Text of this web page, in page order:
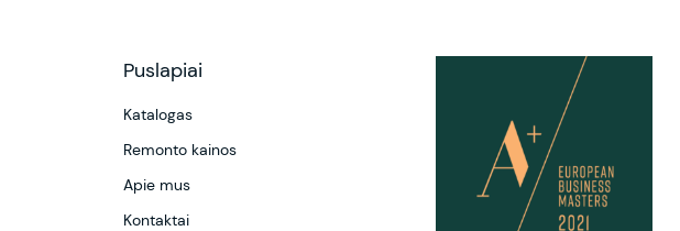
Puslapiai
Katalogas
Remonto kainos
Apie mus
Kontaktai